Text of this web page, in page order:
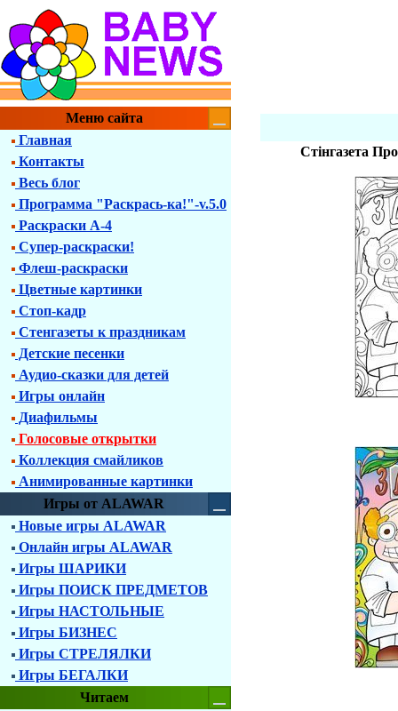
Меню сайта
Главная
Контакты
Весь блог
Программа "Раскрась-ка!"-v.5.0
Раскраски А-4
Супер-раскраски!
Флеш-раскраски
Цветные картинки
Стоп-кадр
Стенгазеты к праздникам
Детские песенки
Аудио-сказки для детей
Игры онлайн
Диафильмы
Голосовые открытки
Коллекция смайликов
Анимированные картинки
Игры от ALAWAR
Новые игры ALAWAR
Онлайн игры ALAWAR
Игры ШАРИКИ
Игры ПОИСК ПРЕДМЕТОВ
Игры НАСТОЛЬНЫЕ
Игры БИЗНЕС
Игры СТРЕЛЯЛКИ
Игры БЕГАЛКИ
Читаем
Стінгазета